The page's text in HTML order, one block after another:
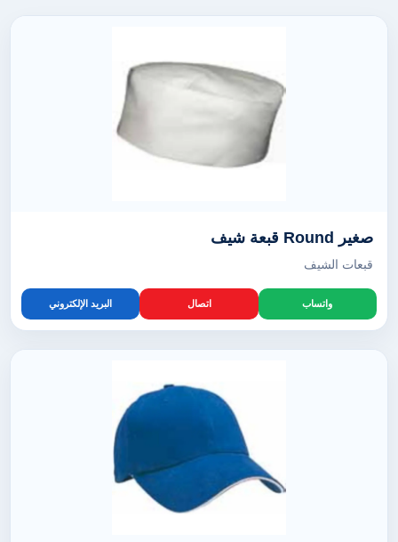
صغير Round قبعة شيف
قبعات الشيف
واتساب اتصال البريد الإلكتروني